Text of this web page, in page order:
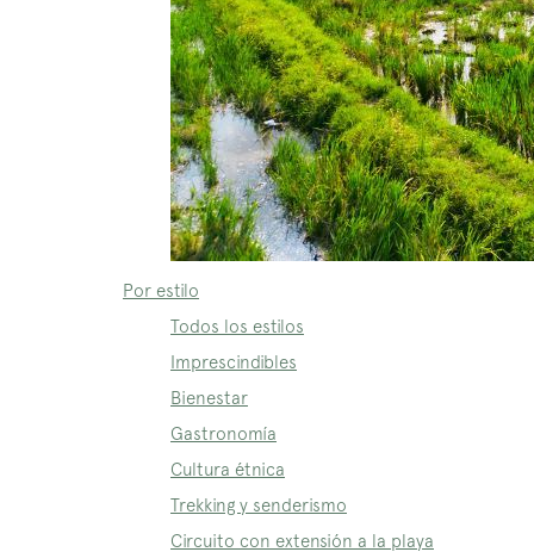
Por estilo
Todos los estilos
Imprescindibles
Bienestar
Gastronomía
Cultura étnica
Trekking y senderismo
Circuito con extensión a la playa